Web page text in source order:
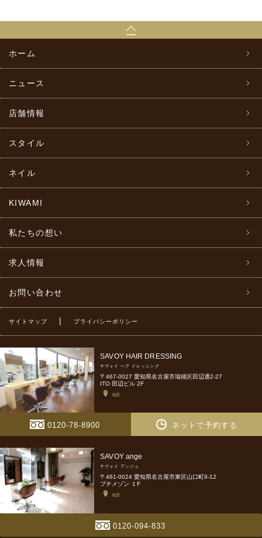
ホーム
ニュース
店舗情報
スタイル
ネイル
KIWAMI
私たちの想い
求人情報
お問い合わせ
サイトマップ | プライバシーポリシー
SAVOY HAIR DRESSING
サヴォイ ヘア ドレッシング
〒467-0027 愛知県名古屋市瑞穂区田辺通2-27
ITO 田辺ビル 2F
地図
0120-78-8900 ネットで予約する
SAVOY ange
サヴォイ アンジュ
〒461-0024 愛知県名古屋市東区山口町9-12
プチメゾン １F
地図
0120-094-833